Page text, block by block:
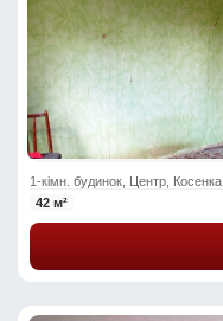
1-кімн. будинок, Центр, Косенка
42 м²